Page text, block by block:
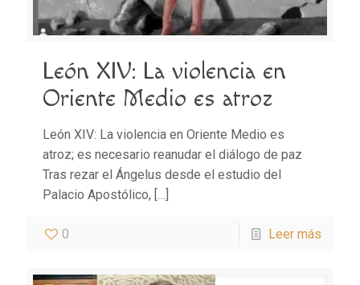
León XIV: La violencia en
Oriente Medio es atroz
León XIV: La violencia en Oriente Medio es
atroz; es necesario reanudar el diálogo de paz
Tras rezar el Ángelus desde el estudio del
Palacio Apostólico, […]
0 Leer más